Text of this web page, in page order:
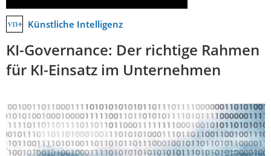
Künstliche Intelligenz
KI-Governance: Der richtige Rahmen
für KI-Einsatz im Unternehmen